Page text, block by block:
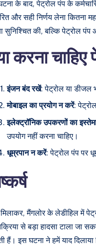
के बाद, पेट्रोल पंप के
और सही निर्णय लेना कितना
सुनिश्चित की, बल्कि पेट्रोल
करना
इंजन बंद रखें: पेट्रोल या डीजल
मोबाइल का प्रयोग न करें:
इलेक्ट्रॉनिक उपकरणों का
उपयोग नहीं करना चाहिए।
धूम्रपान न करें: पेट्रोल पंप पर
मैंगलोर के लेडीहिल में
से बड़ा हादसा टाला जा
हैं। इस घटना ने हमें याद दिलाया